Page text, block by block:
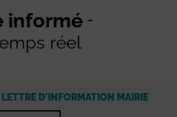
informé
réel
LETTRE D'INFORMATION MAIRIE